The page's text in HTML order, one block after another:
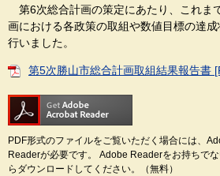
第6次総合計画の策定にあたり、これま
画における各政策の取組や数値目標の達
行いました。
第5次勝山市総合計画取組結果報告書
PDF形式のファイルをご覧いただく場合には、
Readerが必要です。
Adobe Readerをお持ちで
らダウンロードしてください。（無料）